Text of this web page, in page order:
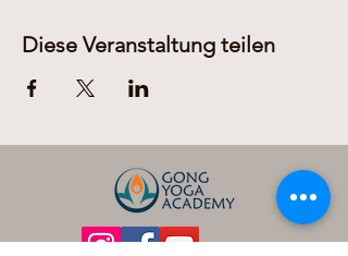
Redukcja stresu i lęków
Zwiększenie energii i witalności
Głębsze połączenie z samym sobą
były dostępne dla każdego, niezależnie od
podróż, która zaczyna się od rozgrzewki,
przechodzi przez serię asan i kriy, a kończy
głęboką relaksacją i medytacją.
Zapraszamy do zapisów!
Diese Veranstaltung teilen